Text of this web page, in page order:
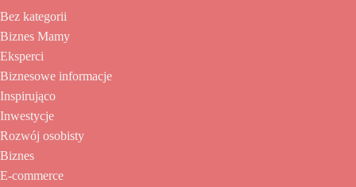
Bez kategorii
Biznes Mamy
Eksperci
Biznesowe informacje
Inspirująco
Inwestycje
Rozwój osobisty
Biznes
E-commerce